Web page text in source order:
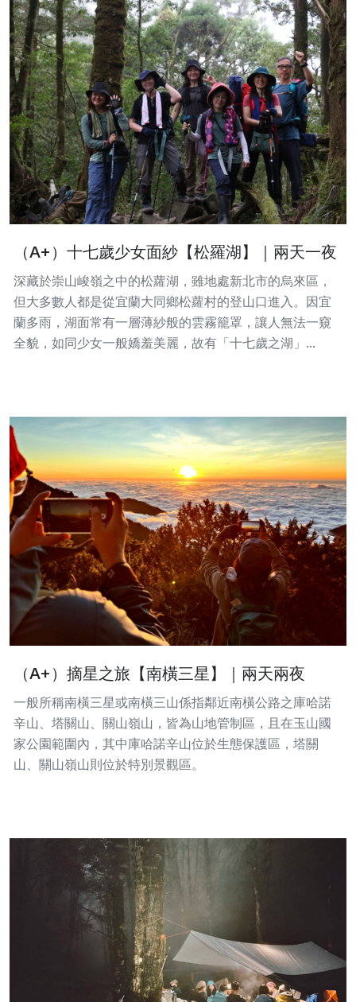
（A+）十七歲少女面紗【松羅湖】｜兩天一夜
深藏於崇山峻嶺之中的松蘿湖，雖地處新北市的烏來區，
但大多數人都是從宜蘭大同鄉松蘿村的登山口進入。因宜
蘭多雨，湖面常有一層薄紗般的雲霧籠罩，讓人無法一窺
全貌，如同少女一般嬌羞美麗，故有「十七歲之湖」...
（A+）摘星之旅【南橫三星】｜兩天兩夜
一般所稱南橫三星或南橫三山係指鄰近南橫公路之庫哈諾
辛山、塔關山、關山嶺山，皆為山地管制區，且在玉山國
家公園範圍內，其中庫哈諾辛山位於生態保護區，塔關
山、關山嶺山則位於特別景觀區。